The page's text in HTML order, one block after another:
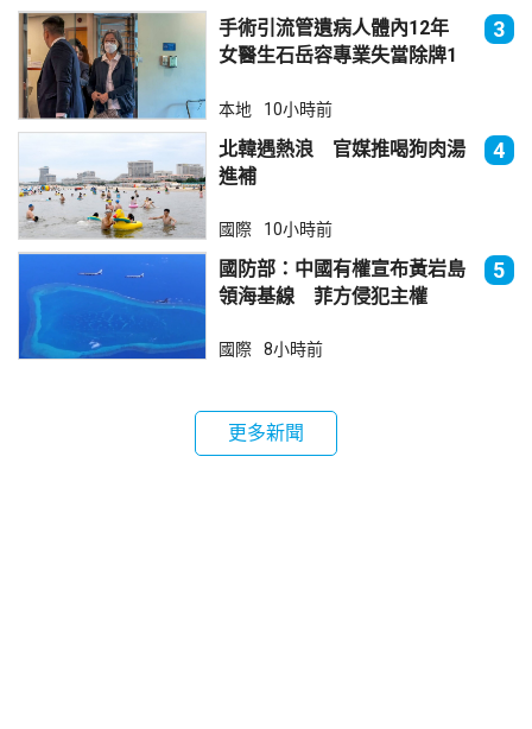
手術引流管遺病人體內12年
女醫生石岳容專業失當除牌1
3
本地 10小時前
北韓遇熱浪 官媒推喝狗肉湯
進補
4
國際 10小時前
國防部：中國有權宣布黃岩島
領海基線 菲方侵犯主權
5
國際 8小時前
更多新聞